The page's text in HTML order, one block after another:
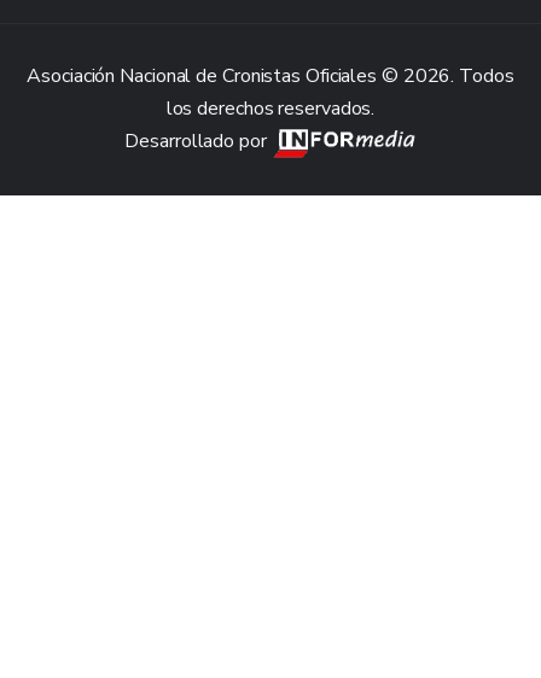
Asociación Nacional de Cronistas Oficiales © 2026. Todos
los derechos reservados.
Desarrollado por